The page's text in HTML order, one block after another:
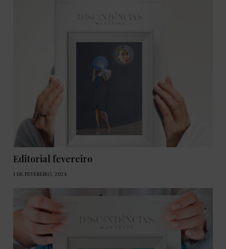
Editorial fevereiro
1 DE FEVEREIRO, 2024